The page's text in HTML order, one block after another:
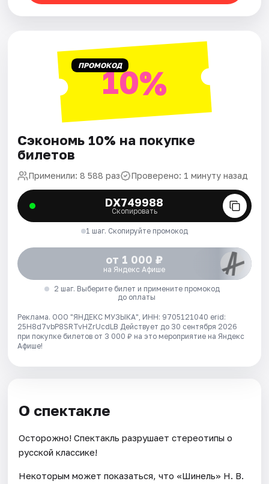
ПРОМОКОД10%
Сэкономь 10% на покупке
билетов
Применили: 8 588 раз Проверено: 1 минуту назад
DX749988
Скопировать
1 шаг. Скопируйте промокод
от 1 000 ₽
на Яндекс Афише
2 шаг. Выберите билет и примените промокод
до оплаты
Реклама. ООО "ЯНДЕКС МУЗЫКА", ИНН: 9705121040 erid:
25H8d7vbP8SRTvHZrUcdLB Действует до 30 сентября 2026
при покупке билетов от 3 000 ₽ на это мероприятие на Яндекс
Афише!
О спектакле
Осторожно! Спектакль разрушает стереотипы о
русской классике!
Некоторым может показаться, что «Шинель» Н. В.